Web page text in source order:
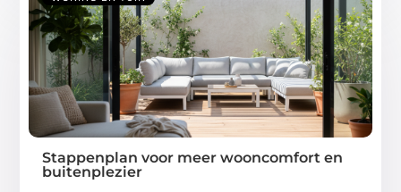
Stappenplan voor meer wooncomfort en
buitenplezier